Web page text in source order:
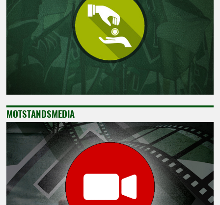
MOTSTANDSMEDIA